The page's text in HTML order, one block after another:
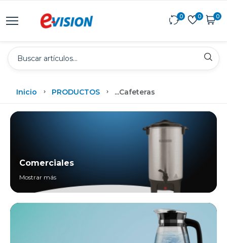
0 0 0
Inicio PRODUCTOS ...Cafeteras
Comerciales
Mostrar más